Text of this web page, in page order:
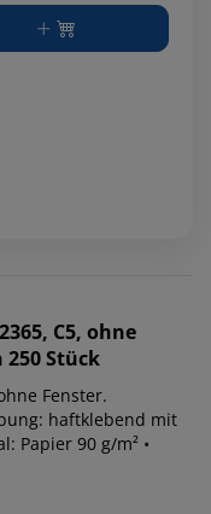
C5, ohne
Stück
Fenster.
haftklebend mit
Papier 90 g/m² •